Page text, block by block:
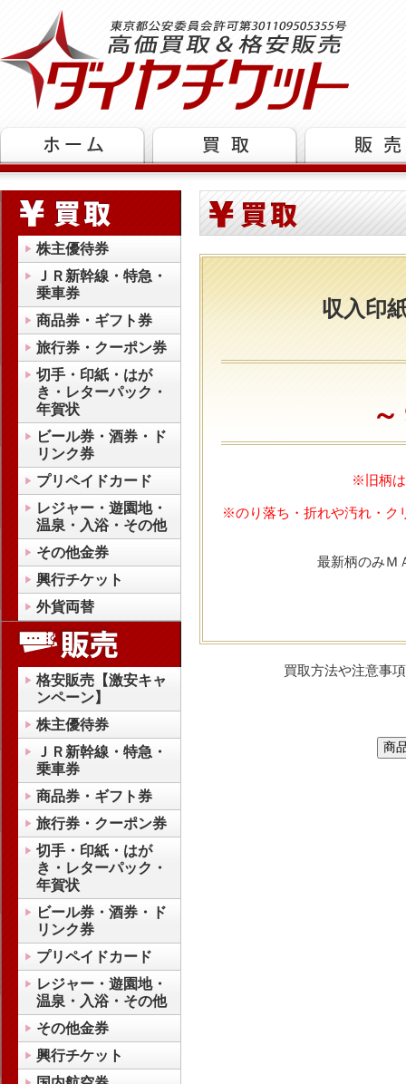
株主優待券
ＪＲ新幹線・特急・
乗車券
商品券・ギフト券
旅行券・クーポン券
切手・印紙・はが
き・レターパック・
年賀状
ビール券・酒券・ド
リンク券
プリペイドカード
レジャー・遊園地・
温泉・入浴・その他
その他金券
興行チケット
外貨両替
格安販売【激安キャ
ンペーン】
株主優待券
ＪＲ新幹線・特急・
乗車券
商品券・ギフト券
旅行券・クーポン券
切手・印紙・はが
き・レターパック・
年賀状
ビール券・酒券・ド
リンク券
プリペイドカード
レジャー・遊園地・
温泉・入浴・その他
その他金券
興行チケット
収入印
※旧柄
※のり落ち・折れや汚れ・ク
最新柄のみＭ
買取方法や注意事